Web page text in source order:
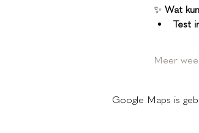
✨ Wat
Test
Meer
Google Maps is